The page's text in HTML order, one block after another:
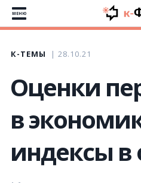
МЕНЮ
К-ТЕМЫ 28.10.21
Оценки
в
индексы в